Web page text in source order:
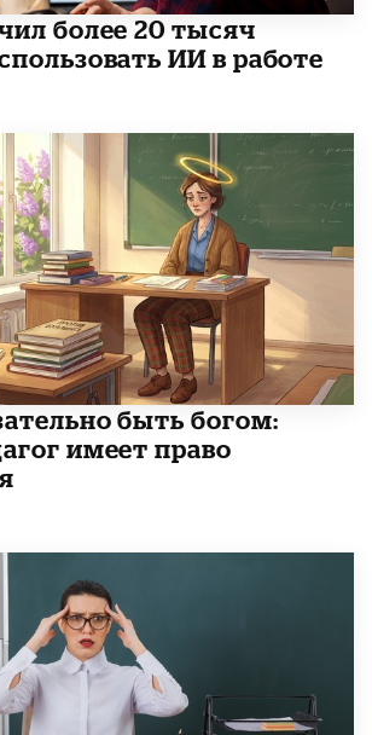
более 20 тысяч
ИИ в работе
быть богом:
имеет право